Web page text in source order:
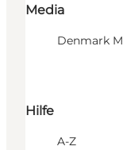
Media
Denmark
Hilfe
A-Z